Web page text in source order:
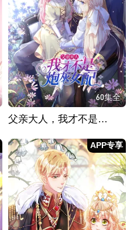
60集全
父亲大人，我才不是炮灰女配
APP专享